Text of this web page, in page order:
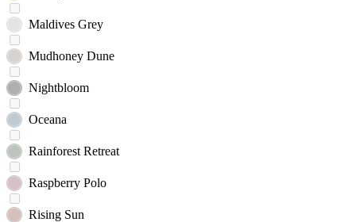
Maldives Grey
Mudhoney Dune
Nightbloom
Oceana
Rainforest Retreat
Raspberry Polo
Rising Sun